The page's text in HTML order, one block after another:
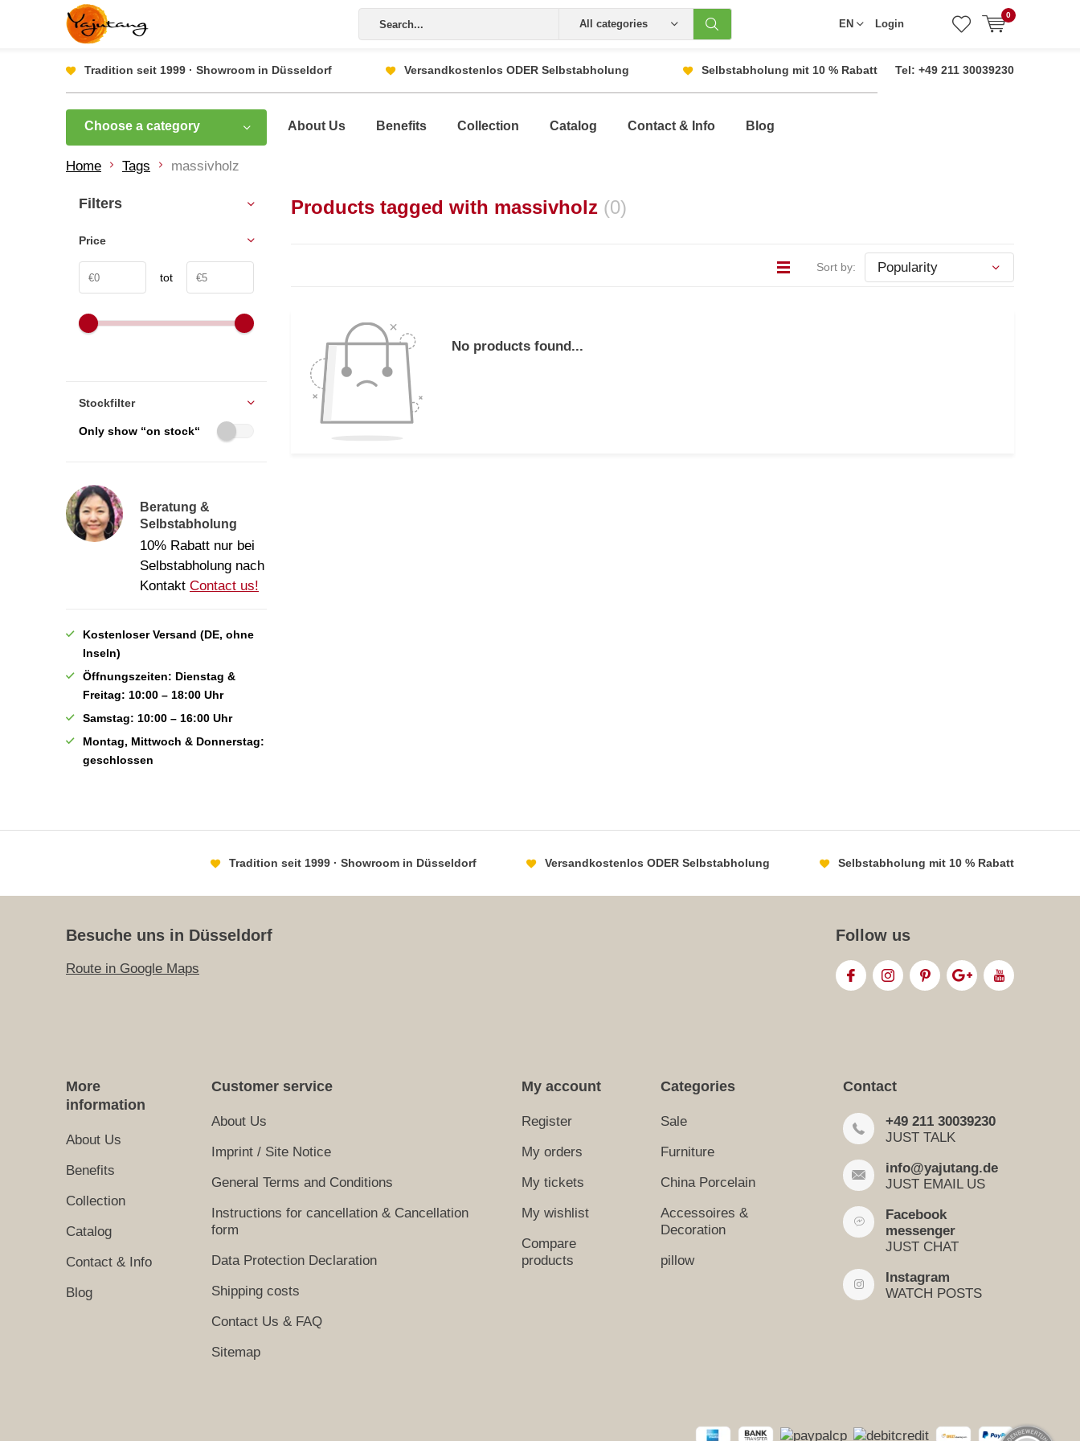
All categories EN Login
0
Tradition seit 1999 · Showroom in Düsseldorf Versandkostenlos ODER Selbstabholung Selbstabholung mit 10 % Rabatt Tel: +49 211 30039230
Choose a category About Us Benefits Collection Catalog Contact & Info Blog
Home Tags massivholz
Products tagged with massivholz (0)
Sort by:
No products found...
Filters
Price
tot
Stockfilter
Only show “on stock“
Beratung &
Selbstabholung
10% Rabatt nur bei
Selbstabholung nach
Kontakt Contact us!
Kostenloser Versand (DE, ohne
Inseln)
Öffnungszeiten: Dienstag &
Freitag: 10:00 – 18:00 Uhr
Samstag: 10:00 – 16:00 Uhr
Montag, Mittwoch & Donnerstag:
geschlossen
Tradition seit 1999 · Showroom in Düsseldorf Versandkostenlos ODER Selbstabholung Selbstabholung mit 10 % Rabatt
Besuche uns in Düsseldorf
Route in Google Maps
Follow us
More
information
About Us
Benefits
Collection
Catalog
Contact & Info
Blog
Customer service
About Us
Imprint / Site Notice
General Terms and Conditions
Instructions for cancellation & Cancellation
form
Data Protection Declaration
Shipping costs
Contact Us & FAQ
Sitemap
My account
Register
My orders
My tickets
My wishlist
Compare
products
Categories
Sale
Furniture
China Porcelain
Accessoires &
Decoration
pillow
Contact
+49 211 30039230
JUST TALK
info@yajutang.de
JUST EMAIL US
Facebook
messenger
JUST CHAT
Instagram
WATCH POSTS